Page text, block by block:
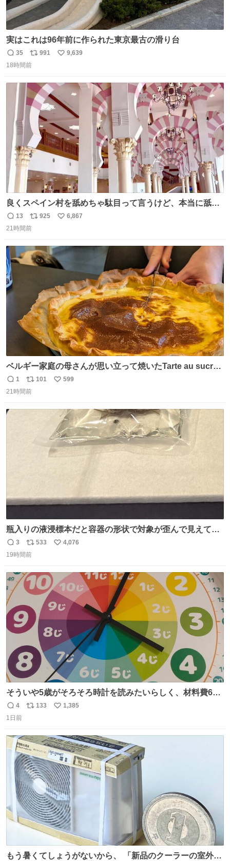
実はこれは96年前に作られた東京最古の滑り台
返
信
35
リ
ポ
ト
数
991
い
9,639
18時間前
良くスペイン村を舐めちゃ駄目って言うけど、本当に舐め
ちゃ行けないのはスペィン村ホテル🏛🏨 だってロビーから
中庭抜けるだけでこの有様🤩 ディズニーホテル泊まってる
ニャは益々素晴らしい場所になってる
返
信
13
リ
ポ
ト
数
925
い
数
6,867
21時間前
ベルギー家庭の母さんが思い立って焼いたTarte au sucre
は「砂糖のケーキ」。パイ生地に砂糖をたっぷり振りか
け、クリームと卵の液を注いで焼くだけ。溶けた砂糖はね
ギーのだよ」というこれ、素朴な焼菓子に見えてナポレオ
ン戦争の歴史があった。
返
信
1
リ
ポ
101
い
数
599
21時間前
瓶入りの液浸標本だと容器の形状で対象が歪んで見えてし
まうことから、なるべく歪みがない状態で観察しやすいよ
うにこのような形で保存していると前に科博の先生から教
返
信
3
リ
ポ
ト
数
533
い
数
4,076
19時間前
そういや5歳がそろそろ時計を読みたいらしく、材料費600
円で作れる知育時計作ってみた！ めっちゃ簡単！ ありがと
う先人！
返
信
4
リ
ト
数
133
い
数
1,385
1日前
もう暑くてしょうがないから、 「新品のクーラーの室外機